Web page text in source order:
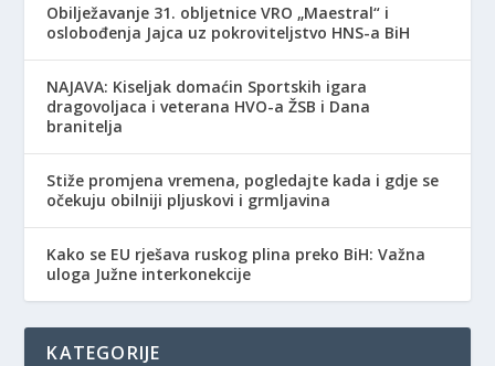
Obilježavanje 31. obljetnice VRO „Maestral“ i
oslobođenja Jajca uz pokroviteljstvo HNS-a BiH
NAJAVA: Kiseljak domaćin Sportskih igara
dragovoljaca i veterana HVO-a ŽSB i Dana
branitelja
Stiže promjena vremena, pogledajte kada i gdje se
očekuju obilniji pljuskovi i grmljavina
Kako se EU rješava ruskog plina preko BiH: Važna
uloga Južne interkonekcije
KATEGORIJE